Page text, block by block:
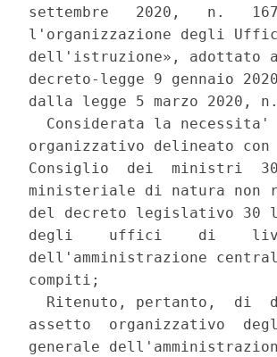
settembre   2020,   n.
l'organizzazione degli
dell'istruzione», adottato
decreto-legge 9 gennaio
dalla legge 5 marzo 2020,
Considerata la
organizzativo delineato
Consiglio  dei  ministri
ministeriale di natura non
del decreto legislativo 30
degli    uffici    di
dell'amministrazione
compiti;
Ritenuto, pertanto,  di
assetto  organizzativo
generale